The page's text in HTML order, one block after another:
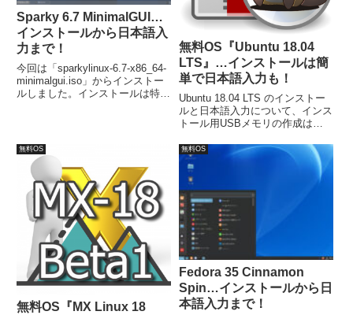
Sparky 6.7 MinimalGUI…
インストールから日本語入
力まで！
今回は「sparkylinux-6.7-x86_64-
minimalgui.iso」からインストー
ルしました。インストールは特に
無料OS『Ubuntu 18.04
LTS』…インストールは簡
単で日本語入力も！
Ubuntu 18.04 LTS のインストー
ルと日本語入力について、インス
トール用USBメモリの作成は、
ライブ起動出来ています。また、
インストールは簡単で、最低限ユ
ーザー情報の設定以外は「続け
る」などをクリックでも完了。
無料OS
無料OS『MX Linux 18
無料OS
Fedora 35 Cinnamon
Spin…インストールから日
本語入力まで！